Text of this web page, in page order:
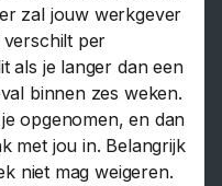
zal jouw werkgever
per
als je langer dan een
binnen zes weken.
opgenomen, en dan
met jou in. Belangrijk
niet mag weigeren.